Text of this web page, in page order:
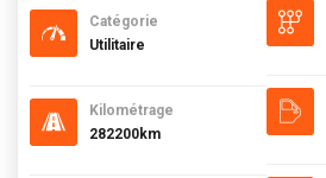
Catégorie
Utilitaire
Kilométrage
282200km